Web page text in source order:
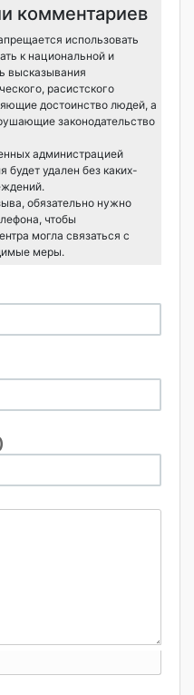
комментариев
использовать
к национальной и
высказывания
расистского
достоинство людей, а
законодательство
администрацией
будет удален без каких-
обязательно нужно
чтобы
могла связаться с
меры.